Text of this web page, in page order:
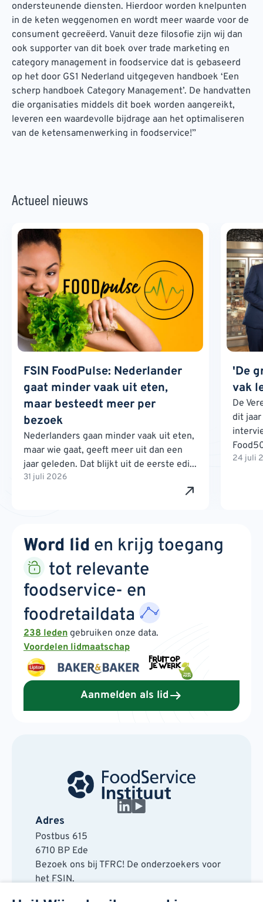
ondersteunende diensten. Hierdoor worden knelpunten
in de keten weggenomen en wordt meer waarde voor de
consument gecreëerd. Vanuit deze filosofie zijn wij dan
ook supporter van dit boek over trade marketing en
category management in foodservice dat is gebaseerd
op het door GS1 Nederland uitgegeven handboek ‘Een
scherp handboek Category Management’. De handvatten
die organisaties middels dit boek worden aangereikt,
leveren een waardevolle bijdrage aan het optimaliseren
van de ketensamenwerking in foodservice!”
Actueel nieuws
FSIN FoodPulse: Nederlander
gaat minder vaak uit eten,
maar besteedt meer per
bezoek
Nederlanders gaan minder vaak uit eten,
maar wie gaat, geeft meer uit dan een
jaar geleden. Dat blijkt uit de eerste edi...
31 juli 2026
'De
vak
De
dit
24 juli
Word lid en krijg toegang
tot relevante
foodservice- en
foodretaildata
238 leden gebruiken onze data.
Voordelen lidmaatschap
Aanmelden als lid
Adres
Postbus 615
6710 BP Ede
Bezoek ons bij TFRC! De onderzoekers voor
het FSIN.